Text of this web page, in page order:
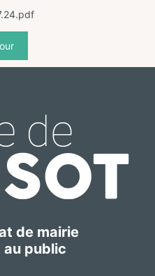
de mairie
public